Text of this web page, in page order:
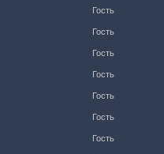
Гость
Гость
Гость
Гость
Гость
Гость
Гость